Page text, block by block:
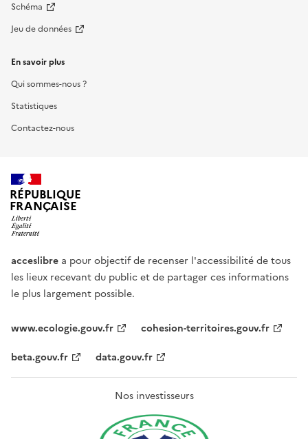
Schéma
Jeu de données
En savoir plus
Qui sommes-nous ?
Statistiques
Contactez-nous
RÉPUBLIQUE
FRANÇAISE
acceslibre a pour objectif de recenser l'accessibilité de tous
les lieux recevant du public et de partager ces informations
le plus largement possible.
www.ecologie.gouv.fr
cohesion-territoires.gouv.fr
beta.gouv.fr
data.gouv.fr
Nos investisseurs